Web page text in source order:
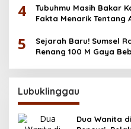
4
Tubuhmu Masih Bakar
Fakta Menarik Tentang
5
Sejarah Baru! Sumsel
Renang 100 M Gaya
Lubuklinggau
Dua Wanita